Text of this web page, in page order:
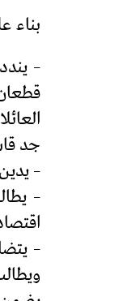
بناء
–
جد
–
–
–